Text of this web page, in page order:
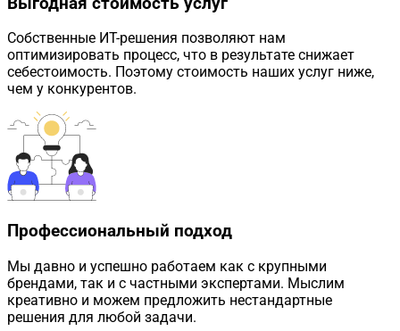
Собственные ИТ-решения позволяют нам
оптимизировать процесс, что в результате снижает
себестоимость. Поэтому стоимость наших услуг ниже,
чем у конкурентов.
Профессиональный подход
Мы давно и успешно работаем как с крупными
брендами, так и с частными экспертами. Мыслим
креативно и можем предложить нестандартные
решения для любой задачи.